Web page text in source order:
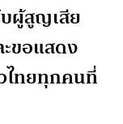
ผู้สูญเสีย
ขอแสดง
ไทยทุกคนที่